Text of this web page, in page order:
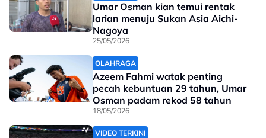
Umar Osman kian temui rentak
larian menuju Sukan Asia Aichi-
Nagoya
25/05/2026
OLAHRAGA
Azeem Fahmi watak penting
pecah kebuntuan 29 tahun, Umar
Osman padam rekod 58 tahun
18/05/2026
VIDEO TERKINI